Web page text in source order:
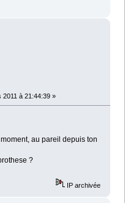
2011 à 21:44:39 »
au pareil depuis ton
?
IP archivée